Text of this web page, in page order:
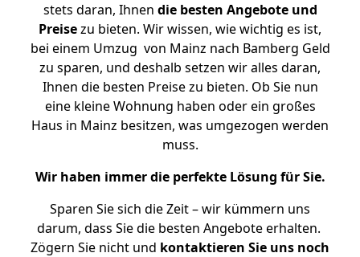
stets daran, Ihnen die besten Angebote und
Preisezu bieten. Wir wissen, wie wichtig es ist,
bei einem Umzug von Mainz nach Bamberg Geld
zu sparen, und deshalb setzen wir alles daran,
Ihnen die besten Preise zu bieten. Ob Sie nun
eine kleine Wohnung haben oder ein großes
Haus in Mainz besitzen, was umgezogen werden
muss.
Wir haben immer die perfekte Lösung für Sie.
Sparen Sie sich die Zeit – wir kümmern uns
darum, dass Sie die besten Angebote erhalten.
Zögern Sie nicht und kontaktieren Sie uns noch